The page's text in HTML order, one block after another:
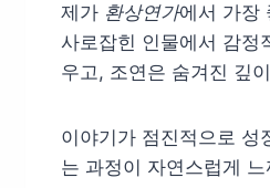
제가 환상연가에서 가장
사로잡힌 인물에서 감정
우고, 조연은 숨겨진 깊
이야기가 점진적으로 성
는 과정이 자연스럽게